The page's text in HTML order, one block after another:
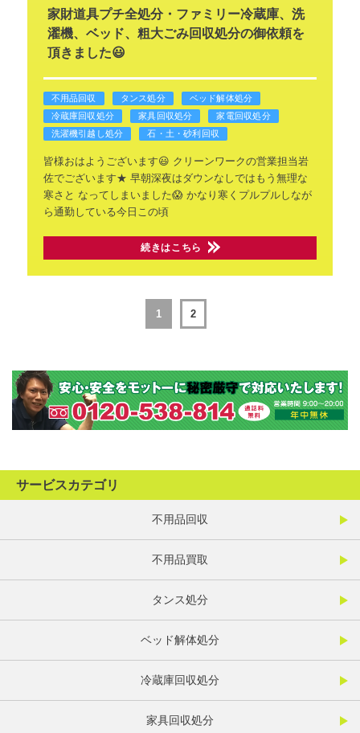
家財道具プチ全処分・ファミリー冷蔵庫、洗
濯機、ベッド、粗大ごみ回収処分の御依頼を
頂きました😃
不用品回収 タンス処分
ベッド解体処分
冷蔵庫回収処分
家具回収処分
家電回収処分
洗濯機引越し処分
石・土・砂利回収
皆様おはようございます😃 クリーンワークの営業担当岩
佐でございます★ 早朝深夜はダウンなしではもう無理な
寒さと なってしまいました😱 かなり寒くプルプルしなが
ら通勤している今日この頃
続きはこちら
1 2
サービスカテゴリ
不用品回収
不用品買取
タンス処分
ベッド解体処分
冷蔵庫回収処分
家具回収処分